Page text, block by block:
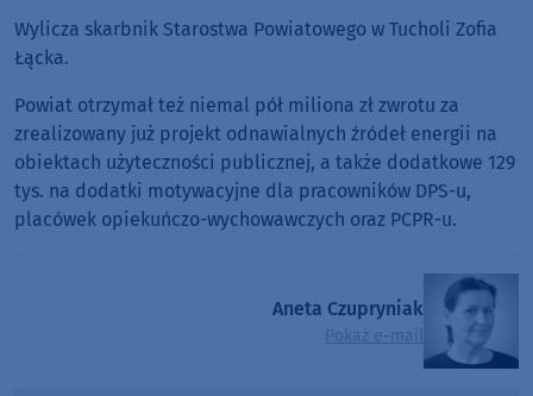
Wylicza skarbnik Starostwa Powiatowego w Tucholi Zofia
Łącka.
Powiat otrzymał też niemal pół miliona zł zwrotu za
zrealizowany już projekt odnawialnych źródeł energii na
obiektach użyteczności publicznej, a także dodatkowe 129
tys. na dodatki motywacyjne dla pracowników DPS-u,
placówek opiekuńczo-wychowawczych oraz PCPR-u.
Aneta Czupryniak
Pokaż e-mail